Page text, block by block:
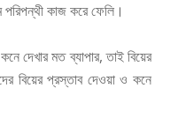
পরিপন্থী কাজ করে ফেলি।
দেখার মত ব্যাপার, তাই বিয়ের
বিয়ের প্রস্তাব দেওয়া ও কনে